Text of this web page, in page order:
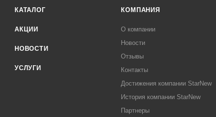
КАТАЛОГ
АКЦИИ
НОВОСТИ
УСЛУГИ
КОМПАНИЯ
О компании
Новости
Отзывы
Контакты
Достижения компании StarNew
История компании StarNew
Партнеры